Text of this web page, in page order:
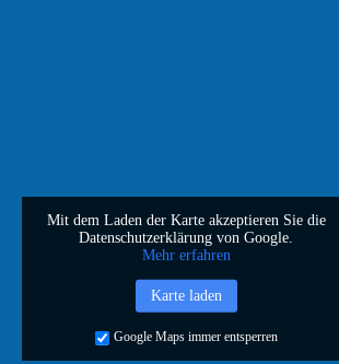
Mit dem Laden der Karte akzeptieren Sie die
Datenschutzerklärung von Google.
Mehr erfahren
Karte laden
Google Maps immer entsperren